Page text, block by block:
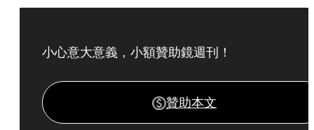
小心意大意義，小額贊助鏡週刊！
贊助本文